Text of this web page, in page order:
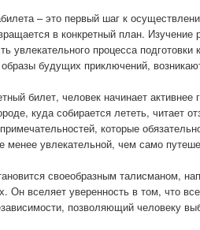
– это первый шаг к
в конкретный план. Изучение
увлекательного процесса
будущих приключений,
билет, человек начинает
куда собирается лететь, читает
которые
менее увлекательной, чем само
своеобразным талисманом,
Он вселяет уверенность в том, что
позволяющий человеку